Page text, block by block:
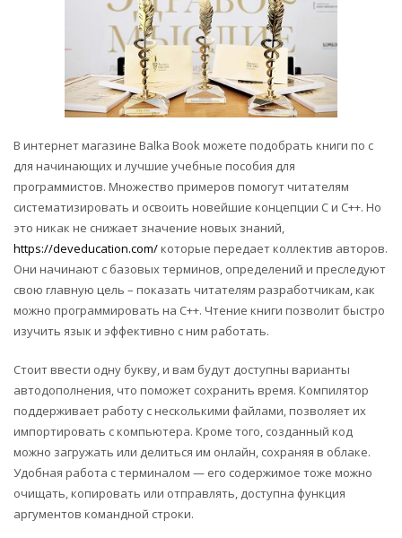
В интернет магазине Balka Book можете подобрать книги по с
для начинающих и лучшие учебные пособия для
программистов. Множество примеров помогут читателям
систематизировать и освоить новейшие концепции С и С++. Но
это никак не снижает значение новых знаний,
https://deveducation.com/которые передает коллектив авторов.
Они начинают с базовых терминов, определений и преследуют
свою главную цель – показать читателям разработчикам, как
можно программировать на C++. Чтение книги позволит быстро
изучить язык и эффективно с ним работать.
Стоит ввести одну букву, и вам будут доступны варианты
автодополнения, что поможет сохранить время. Компилятор
поддерживает работу с несколькими файлами, позволяет их
импортировать с компьютера. Кроме того, созданный код
можно загружать или делиться им онлайн, сохраняя в облаке.
Удобная работа с терминалом — его содержимое тоже можно
очищать, копировать или отправлять, доступна функция
аргументов командной строки.